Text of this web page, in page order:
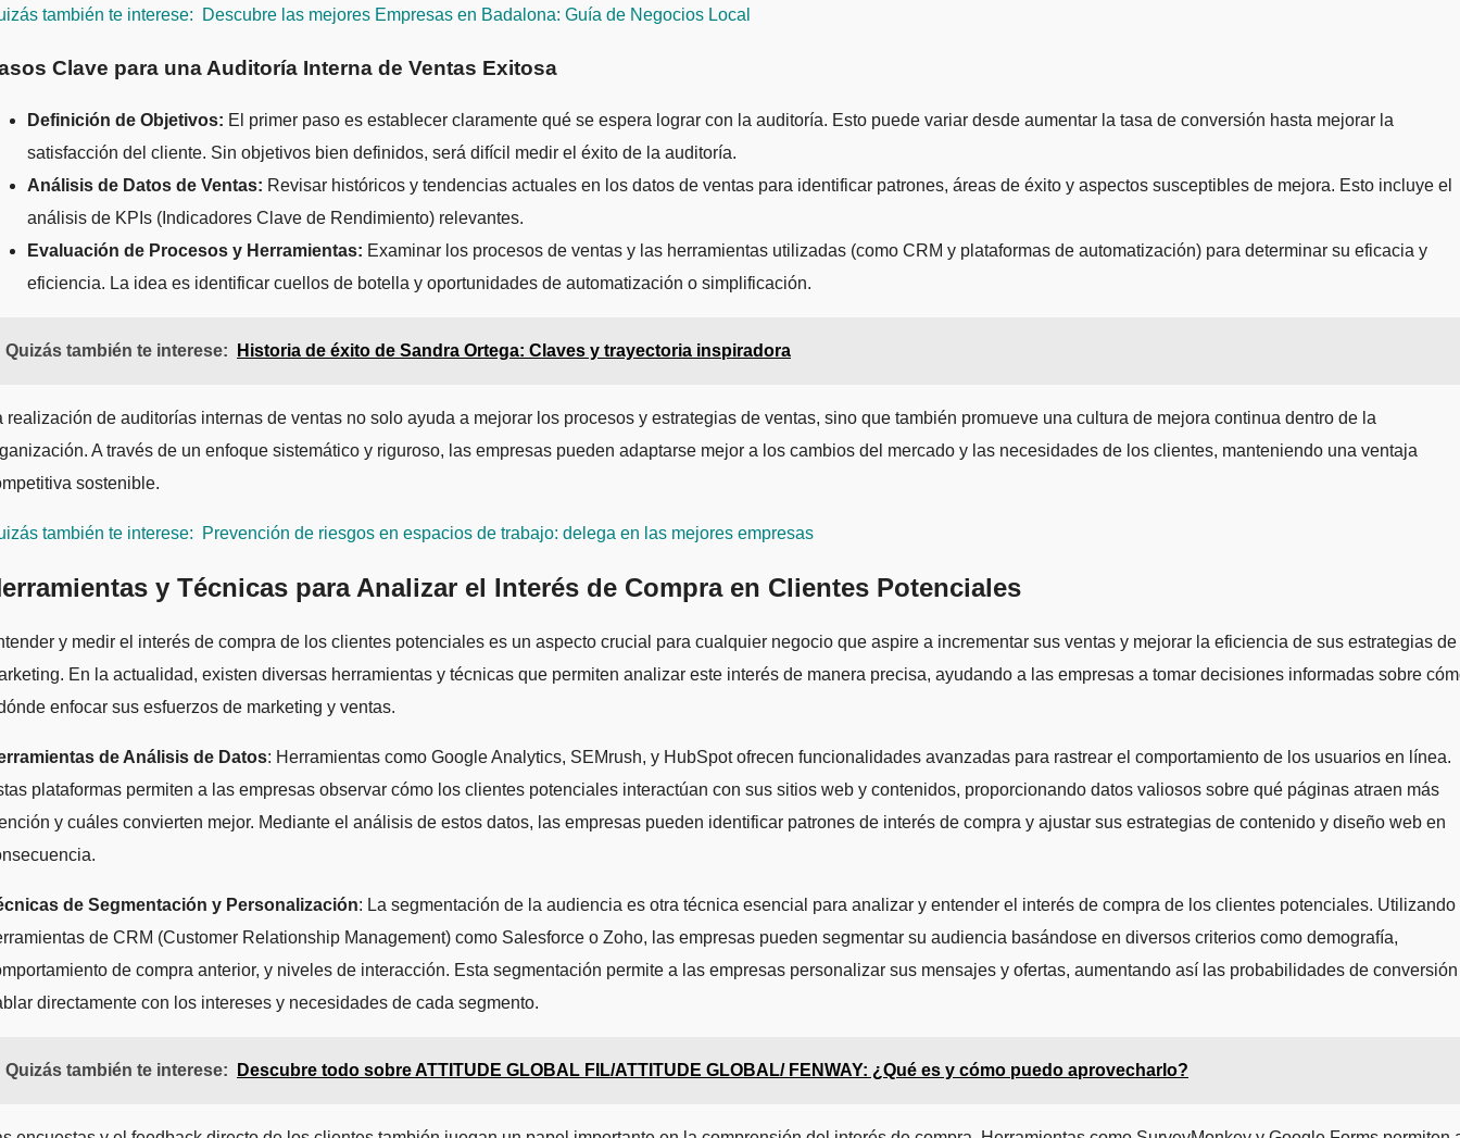
también te interese: Descubre las mejores Empresas en Badalona: Guía de Negocios Local
Clave para una Auditoría Interna de Ventas Exitosa
Definición de Objetivos: El primer paso es establecer claramente qué se espera lograr con la auditoría. Esto puede variar desde aumentar la tasa de conversión hasta mejorar la
satisfacción del cliente. Sin objetivos bien definidos, será difícil medir el éxito de la auditoría.
Análisis de Datos de Ventas: Revisar históricos y tendencias actuales en los datos de ventas para identificar patrones, áreas de éxito y aspectos susceptibles de mejora. Esto incluye el
análisis de KPIs (Indicadores Clave de Rendimiento) relevantes.
Evaluación de Procesos y Herramientas: Examinar los procesos de ventas y las herramientas utilizadas (como CRM y plataformas de automatización) para determinar su eficacia y
eficiencia. La idea es identificar cuellos de botella y oportunidades de automatización o simplificación.
Quizás también te interese: Historia de éxito de Sandra Ortega: Claves y trayectoria inspiradora
realización de auditorías internas de ventas no solo ayuda a mejorar los procesos y estrategias de ventas, sino que también promueve una cultura de mejora continua dentro de la
A través de un enfoque sistemático y riguroso, las empresas pueden adaptarse mejor a los cambios del mercado y las necesidades de los clientes, manteniendo una ventaja
sostenible.
también te interese: Prevención de riesgos en espacios de trabajo: delega en las mejores empresas
y Técnicas para Analizar el Interés de Compra en Clientes Potenciales
y medir el interés de compra de los clientes potenciales es un aspecto crucial para cualquier negocio que aspire a incrementar sus ventas y mejorar la eficiencia de sus estrategias de
En la actualidad, existen diversas herramientas y técnicas que permiten analizar este interés de manera precisa, ayudando a las empresas a tomar decisiones informadas sobre
enfocar sus esfuerzos de marketing y ventas.
de Análisis de Datos: Herramientas como Google Analytics, SEMrush, y HubSpot ofrecen funcionalidades avanzadas para rastrear el comportamiento de los usuarios en línea.
plataformas permiten a las empresas observar cómo los clientes potenciales interactúan con sus sitios web y contenidos, proporcionando datos valiosos sobre qué páginas atraen más
y cuáles convierten mejor. Mediante el análisis de estos datos, las empresas pueden identificar patrones de interés de compra y ajustar sus estrategias de contenido y diseño web en
de Segmentación y Personalización: La segmentación de la audiencia es otra técnica esencial para analizar y entender el interés de compra de los clientes potenciales. Utilizando
de CRM (Customer Relationship Management) como Salesforce o Zoho, las empresas pueden segmentar su audiencia basándose en diversos criterios como demografía,
de compra anterior, y niveles de interacción. Esta segmentación permite a las empresas personalizar sus mensajes y ofertas, aumentando así las probabilidades de
directamente con los intereses y necesidades de cada segmento.
Quizás también te interese: Descubre todo sobre ATTITUDE GLOBAL FIL/ATTITUDE GLOBAL/ FENWAY: ¿Qué es y cómo puedo aprovecharlo?